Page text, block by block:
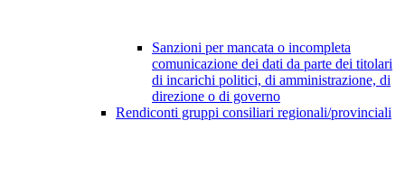
Sanzioni per mancata o incompleta
comunicazione dei dati da parte dei titolari
di incarichi politici, di amministrazione, di
direzione o di governo
Rendiconti gruppi consiliari regionali/provinciali